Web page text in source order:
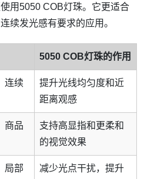
用5050 COB灯珠。它更适合
续发光感有要求的应用。
5050 COB灯珠的作用
连续
提升光线均匀度和近
距离观感
商品
支持高显指和更柔和
的视觉效果
局部
减少光点干扰，提升